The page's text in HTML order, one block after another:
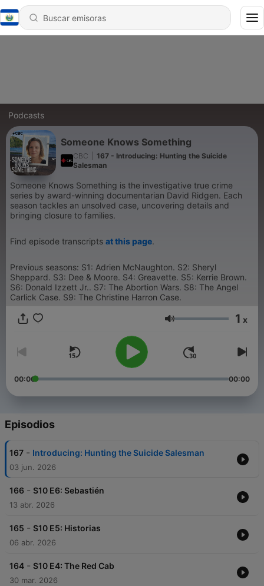
Podcasts
Someone Knows Something
CBC
167 - Introducing: Hunting the Suicide
Salesman
Someone Knows Something is the investigative true crime
series by award-winning documentarian David Ridgen. Each
season tackles an unsolved case, uncovering details and
bringing closure to families.
Find episode transcripts at this page.
Previous seasons: S1: Adrien McNaughton. S2: Sheryl
Sheppard. S3: Dee & Moore. S4: Greavette. S5: Kerrie Brown.
S6: Donald Izzett Jr.. S7: The Abortion Wars. S8: The Angel
Carlick Case. S9: The Christine Harron Case.
Volumen 1 x
00:00 00:00
Episodios
167 - Introducing: Hunting the Suicide Salesman
03 jun. 2026
166 - S10 E6: Sebastién
13 abr. 2026
165 - S10 E5: Historias
06 abr. 2026
164 - S10 E4: The Red Cab
30 mar. 2026